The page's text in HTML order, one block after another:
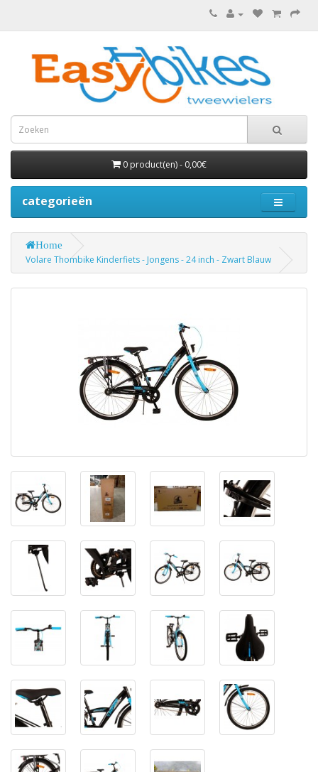
0 product(en) - 0,00€
categorieën
Home
Volare Thombike Kinderfiets - Jongens - 24 inch - Zwart Blauw